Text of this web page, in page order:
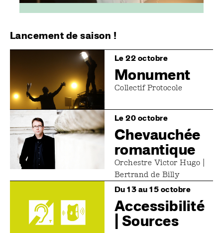
Lancement de saison !
Le 22 octobre
Monument
Collectif Protocole
Image Le 20 octobre
Chevauchée
romantique
Orchestre Victor Hugo |
Bertrand de Billy
Du 13 au 15 octobre
Accessibilité
| Sources